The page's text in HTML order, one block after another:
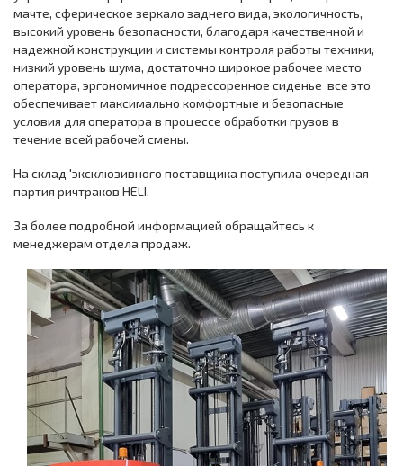
мачте, сферическое зеркало заднего вида, экологичность,
высокий уровень безопасности, благодаря качественной и
надежной конструкции и системы контроля работы техники,
низкий уровень шума, достаточно широкое рабочее место
оператора, эргономичное подрессоренное сиденье все это
обеспечивает максимально комфортные и безопасные
условия для оператора в процессе обработки грузов в
течение всей рабочей смены.
На склад 'эксклюзивного поставщика поступила очередная
партия ричтраков HELI.
За более подробной информацией обращайтесь к
менеджерам отдела продаж.